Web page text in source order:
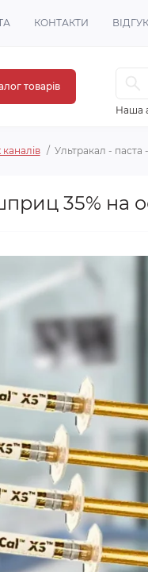
КОНТАКТИ
товарів
Наша
Ультракал - паста
35% на